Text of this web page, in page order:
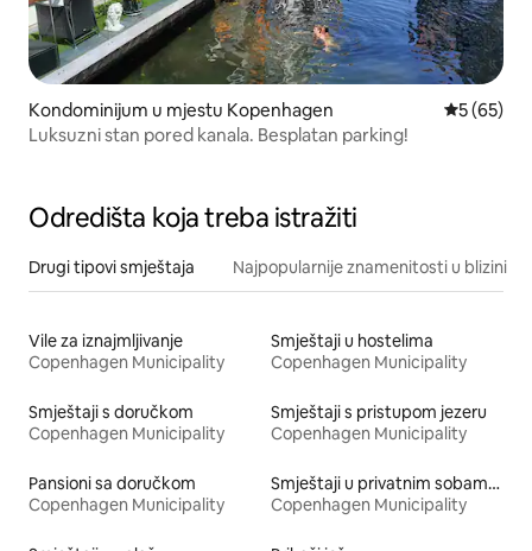
Kondominijum u mjestu Kopenhagen prosječna
5 (65)
Luksuzni stan pored kanala. Besplatan parking!
Odredišta koja treba istražiti
Drugi tipovi smještaja Najpopularnije znamenitosti u blizini
Vile za iznajmljivanje
Copenhagen Municipality
Smještaji u hostelima
Copenhagen Municipality
Smještaji s doručkom
Copenhagen Municipality
Smještaji s pristupom jezeru
Copenhagen Municipality
Pansioni sa doručkom
Copenhagen Municipality
Smještaji u privatnim sobama s kupatilom
Copenhagen Municipality